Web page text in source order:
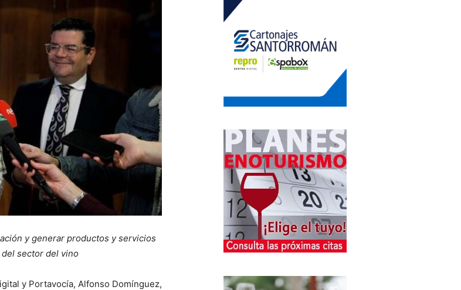
y generar productos y servicios
sector del vino
y Portavocía, Alfonso Domínguez,